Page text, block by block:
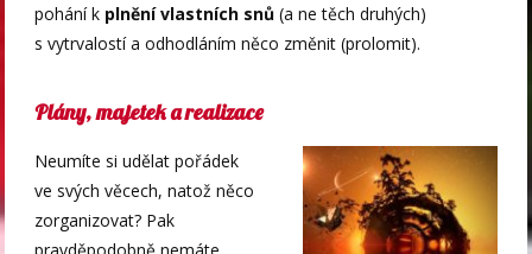
pohání k plnění vlastních snů (a ne těch druhých)
s vytrvalostí a odhodláním něco změnit (prolomit).
Plány, majetek a realizace
Neumíte si udělat pořádek
ve svých věcech, natož něco
zorganizovat? Pak